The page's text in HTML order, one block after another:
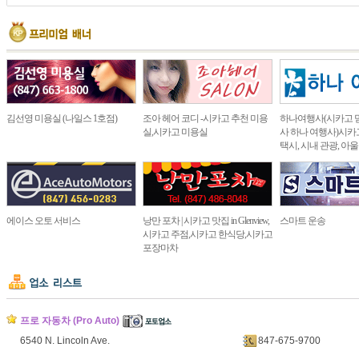
김선영 미용실 (나일스 1호점)
조아 헤어 코디 -시카고 추천 미용
실,시카고 미용실
하나여행사(시카고
사 하나 여행사)시카
택시, 시내 관광, 아
에이스 오토 서비스
낭만 포차 | 시카고 맛집 in Glenview,
시카고 주점,시카고 한식당,시카고
포장마차
스마트 운송
프로 자동차 (Pro Auto)
6540 N. Lincoln Ave.
847-675-9700